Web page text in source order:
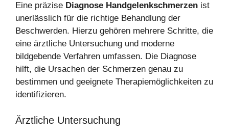
Eine präzise Diagnose Handgelenkschmerzen ist
unerlässlich für die richtige Behandlung der
Beschwerden. Hierzu gehören mehrere Schritte, die
eine ärztliche Untersuchung und moderne
bildgebende Verfahren umfassen. Die Diagnose
hilft, die Ursachen der Schmerzen genau zu
bestimmen und geeignete Therapiemöglichkeiten zu
identifizieren.
Ärztliche Untersuchung